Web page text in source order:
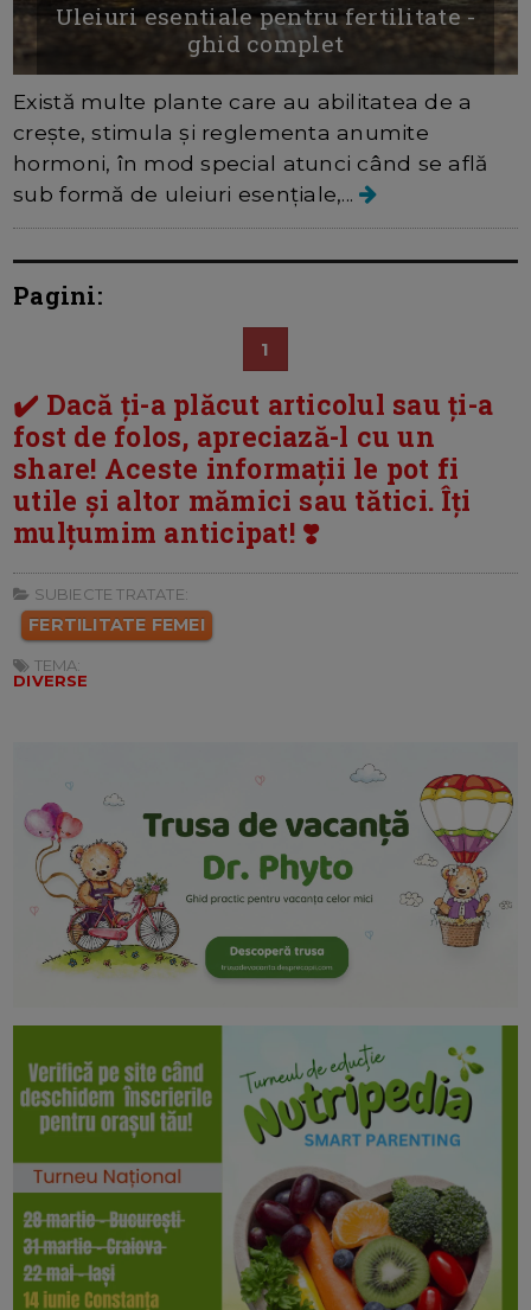
Uleiuri esentiale pentru fertilitate -
ghid complet
Există multe plante care au abilitatea de a
crește, stimula și reglementa anumite
hormoni, în mod special atunci când se află
sub formă de uleiuri esențiale,...
Pagini:
1
✔️ Dacă ți-a plăcut articolul sau ți-a
fost de folos, apreciază-l cu un
share! Aceste informații le pot fi
utile și altor mămici sau tătici. Îți
mulțumim anticipat! ❣️
SUBIECTE TRATATE:
FERTILITATE FEMEI
TEMA:
DIVERSE